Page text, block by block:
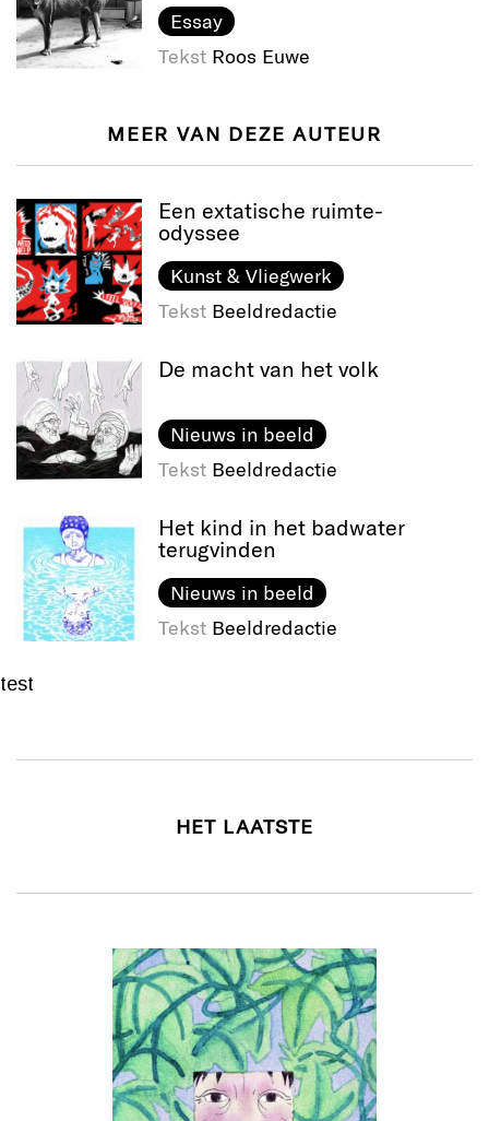
Essay
Tekst Roos Euwe
MEER VAN DEZE AUTEUR
Een extatische ruimte-
odyssee
Kunst & Vliegwerk
Tekst Beeldredactie
De macht van het volk
Nieuws in beeld
Tekst Beeldredactie
Het kind in het badwater
terugvinden
Nieuws in beeld
Tekst Beeldredactie
test
HET LAATSTE